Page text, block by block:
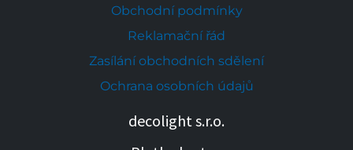
Obchodní podmínky
Reklamační řád
Zasílání obchodních sdělení
Ochrana osobních údajů
decolight s.r.o.